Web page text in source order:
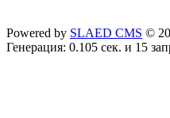
Powered by SLAED CMS ©
Генерация: 0.105 сек. и 15